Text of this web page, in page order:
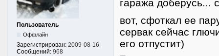
Пользователь
Оффлайн
Зарегистрирован: 2009-08-16
Сообщений: 968
гаража доберусь...
вот, сфоткал ее
сервак сейчас
его отпустит)